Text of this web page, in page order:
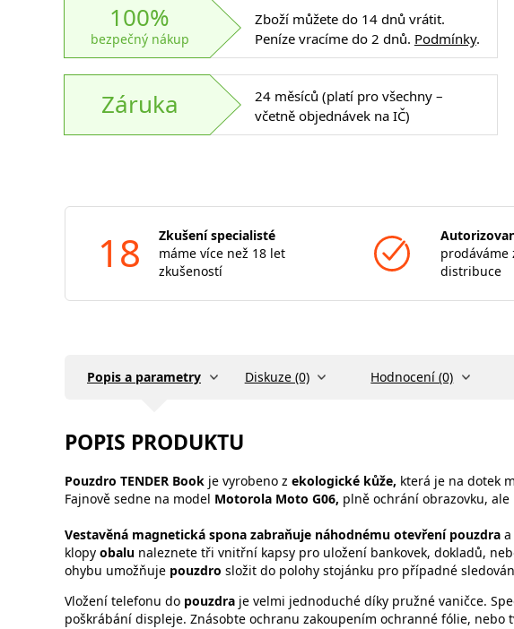
100%
bezpečný nákup
Zboží můžete do 14 dnů vrátit.
Peníze vracíme do 2 dnů. Podmínky.
Záruka
24 měsíců (platí pro všechny –
včetně objednávek na IČ)
18
Zkušení specialisté
máme více než 18 let
zkušeností
prodáváme
distribuce
Popis a parametry Diskuze (0) Hodnocení (0)
POPIS PRODUKTU
Pouzdro TENDER Book je vyrobeno z ekologické kůže, která je na dotek
Fajnově sedne na model Motorola Moto G06, plně ochrání obrazovku,
Vestavěná magnetická spona zabraňuje náhodnému otevření pouzdra
klopy obalu naleznete tři vnitřní kapsy pro uložení bankovek, dokladů,
ohybu umožňuje pouzdro složit do polohy stojánku pro případné
Vložení telefonu do pouzdra je velmi jednoduché díky pružné vaničce.
poškrábání displeje. Znásobte ochranu zakoupením ochranné fólie, nebo